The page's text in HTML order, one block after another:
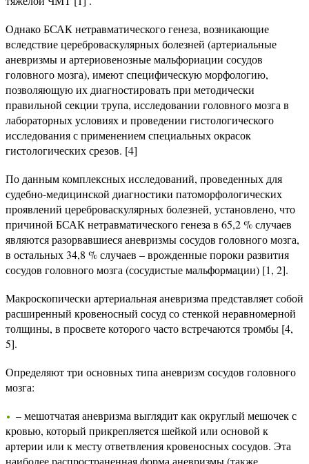
Однако БСАК нетравматического генеза, возникающие
вследствие цереброваскулярных болезней (артериальные
аневризмы и артериовенозные мальфориации сосудов
головного мозга), имеют специфическую морфологию,
позволяющую их диагностировать при методически
правильной секции трупа, исследовании головного мозга в
лабораторных условиях и проведении гистологического
исследования с применением специальных окрасок
гистологических срезов. [4]
По данным комплексных исследований, проведенных для
судебно-медицинской диагностики патоморфологических
проявлений цереброваскулярных болезней, установлено, что
причиной БСАК нетравматического генеза в 65,2 % случаев
являются разорвавшиеся аневризмы сосудов головного мозга,
в остальных 34,8 % случаев – врожденные пороки развития
сосудов головного мозга (сосудистые мальформации) [1, 2].
Макроскопически артериальная аневризма представляет собой
расширенный кровеносный сосуд со стенкой неравномерной
толщины, в просвете которого часто встречаются тромбы [4,
5].
Определяют три основных типа аневризм сосудов головного
мозга:
– мешотчатая аневризма выглядит как округлый мешочек с
кровью, который прикрепляется шейкой или основой к
артерии или к месту ответвления кровеносных сосудов. Эта
наиболее распространенная форма аневризмы (также